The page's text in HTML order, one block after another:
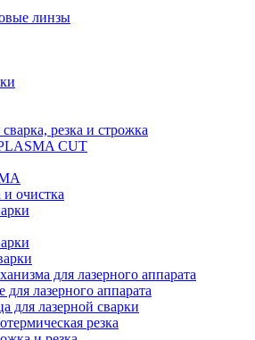
линзы
резка и строжка
CUT
и очистка
для лазерного аппарата
лазерного аппарата
для лазерной сварки
резка